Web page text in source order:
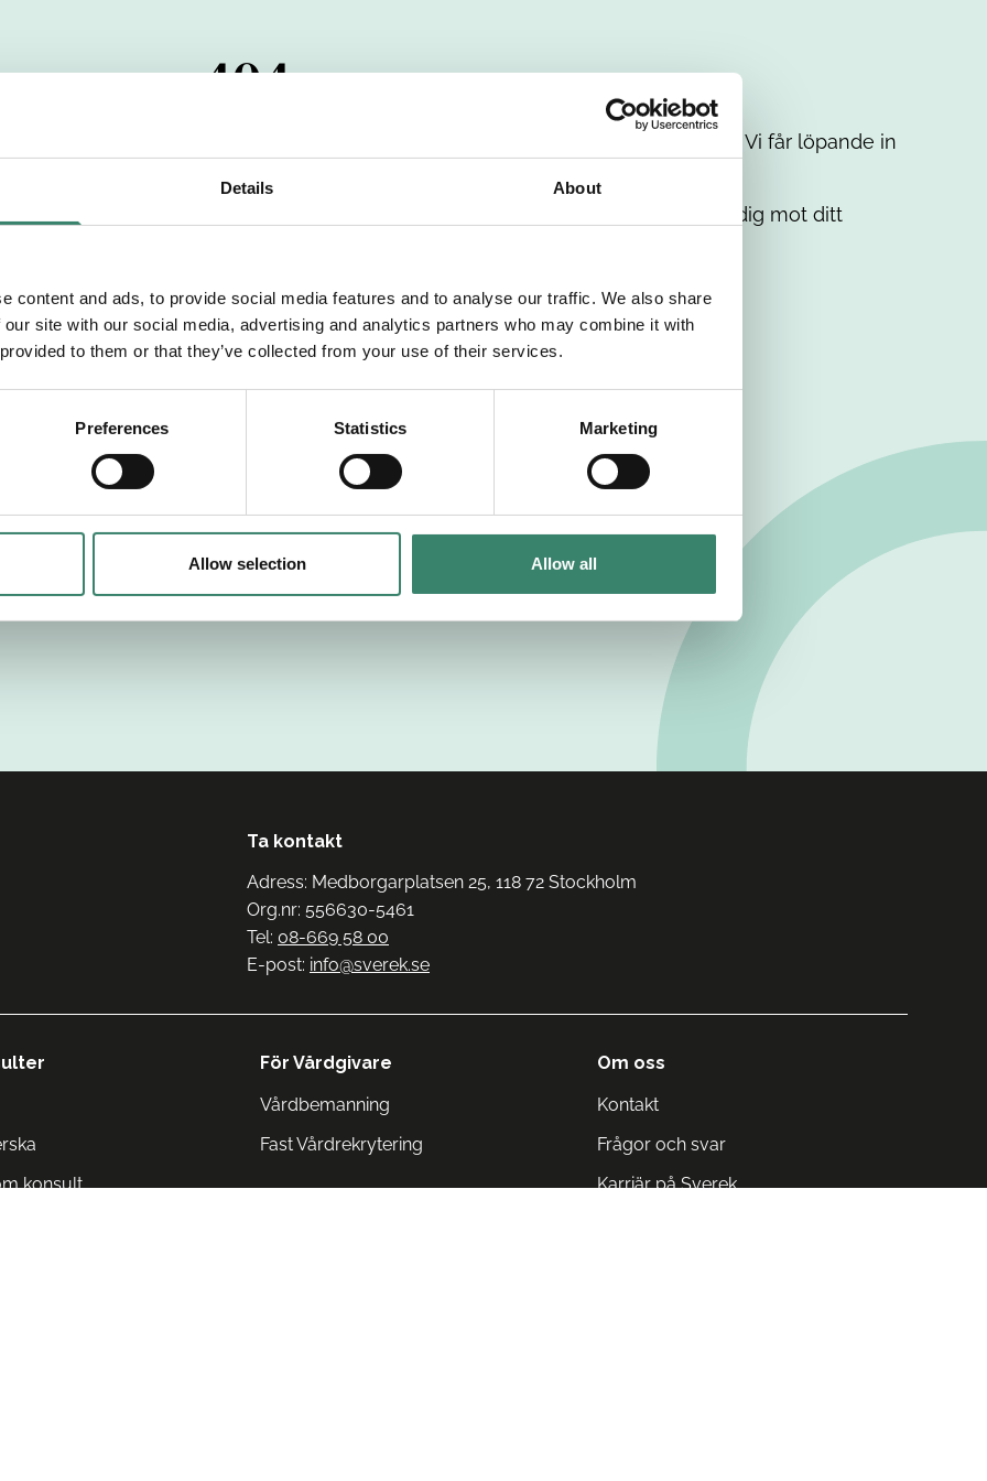
Details About
content and ads, to provide social media features and to analyse our traffic. We also share
site with our social media, advertising and analytics partners who may combine it with
to them or that they’ve collected from your use of their services.
Preferences Statistics Marketing
Allow selection Allow all
404
har passerats. Vi uppskattar verkligen ditt intresse. Misströsta inte. Vi får löpande in
dig med mer information om våra aktuella uppdrag. Tillsammans matchar vi dig mot ditt
Tillbaka till Sverek
Ta kontakt
Adress: Medborgarplatsen 25, 118 72 Stockholm
Org.nr: 556630-5461
Tel: 08-669 58 00
E-post: info@sverek.se
konsult
För Vårdgivare
Vårdbemanning
Fast Vårdrekrytering
Om oss
Kontakt
Frågor och svar
Karriär på Sverek